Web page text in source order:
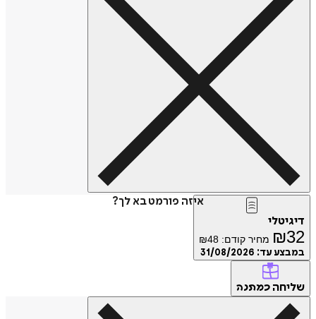
איזה פורמט בא לך?
דיגיטלי
₪32 מחיר קודם: ₪48
במבצע עד: 31/08/2026
שליחה כמתנה